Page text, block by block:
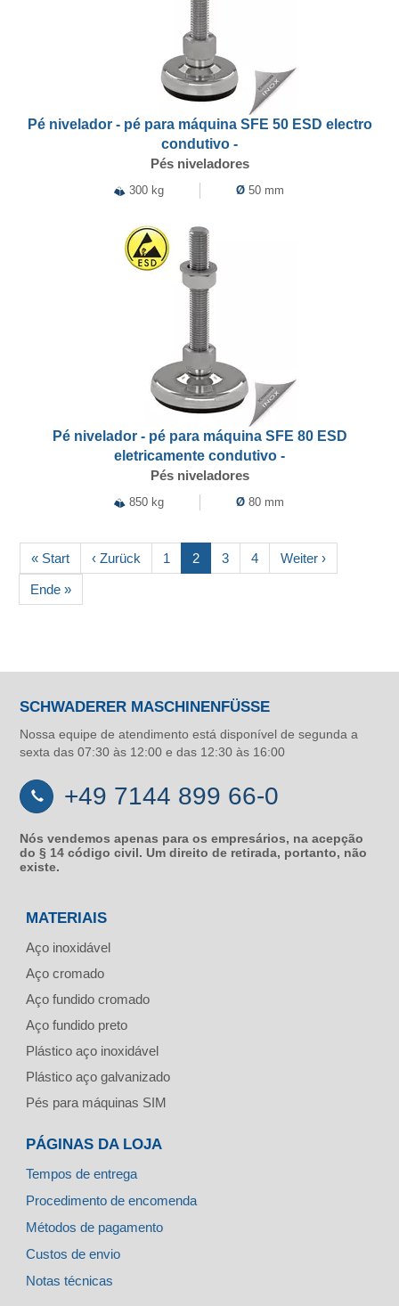
Pé nivelador - pé para máquina SFE 50 ESD electro
condutivo -
Pés niveladores
300 kg Ø 50 mm
Pé nivelador - pé para máquina SFE 80 ESD
eletricamente condutivo -
Pés niveladores
850 kg Ø 80 mm
« Start ‹ Zurück 1 2 3 4 Weiter ›
Ende »
SCHWADERER MASCHINENFÜSSE
Nossa equipe de atendimento está disponível de segunda a
sexta das 07:30 às 12:00 e das 12:30 às 16:00
+49 7144 899 66-0
Nós vendemos apenas para os empresários, na acepção
do § 14 código civil. Um direito de retirada, portanto, não
existe.
MATERIAIS
Aço inoxidável
Aço cromado
Aço fundido cromado
Aço fundido preto
Plástico aço inoxidável
Plástico aço galvanizado
Pés para máquinas SIM
PÁGINAS DA LOJA
Tempos de entrega
Procedimento de encomenda
Métodos de pagamento
Custos de envio
Notas técnicas